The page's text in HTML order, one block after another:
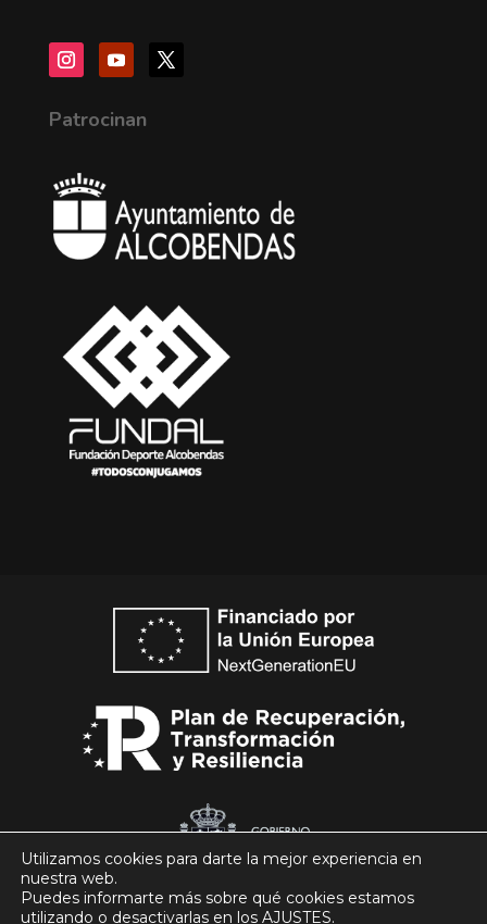
Patrocinan
Utilizamos cookies para darte la mejor experiencia en
nuestra web.
Puedes informarte más sobre qué cookies estamos
utilizando o desactivarlas en los AJUSTES.